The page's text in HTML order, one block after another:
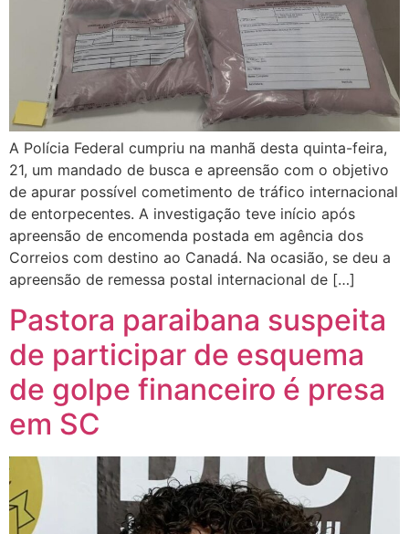
A Polícia Federal cumpriu na manhã desta quinta-feira,
21, um mandado de busca e apreensão com o objetivo
de apurar possível cometimento de tráfico internacional
de entorpecentes. A investigação teve início após
apreensão de encomenda postada em agência dos
Correios com destino ao Canadá. Na ocasião, se deu a
apreensão de remessa postal internacional de […]
Pastora paraibana suspeita
de participar de esquema
de golpe financeiro é presa
em SC